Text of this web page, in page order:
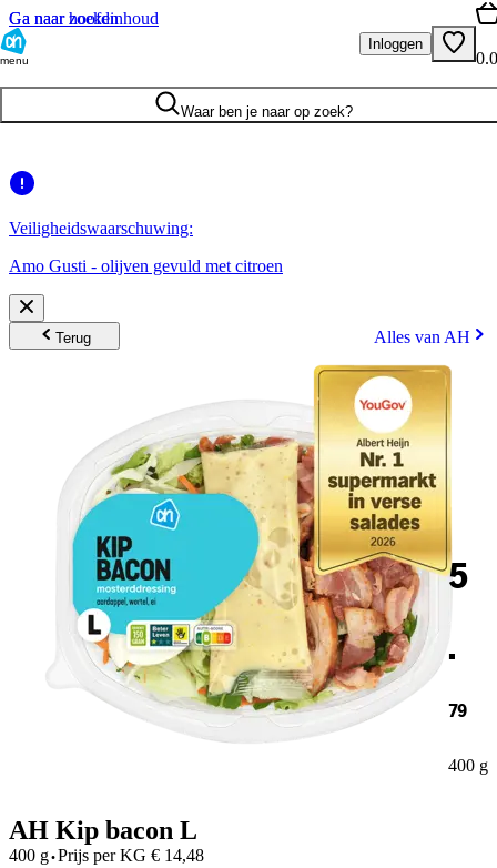
Ga naar hoofdinhoud
Ga naar zoeken
menu
Inloggen
Waar ben je naar op zoek?
Veiligheidswaarschuwing:
Amo Gusti - olijven gevuld met citroen
Terug Alles van AH
5
.
79
400 g
AH Kip bacon L
400 g·Prijs per KG € 14,48